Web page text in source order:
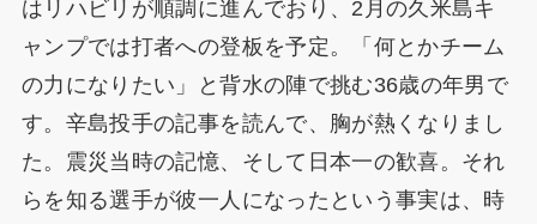
はリハビリが順調に進んでおり、2月の久米島キ
ャンプでは打者への登板を予定。「何とかチーム
の力になりたい」と背水の陣で挑む36歳の年男で
す。辛島投手の記事を読んで、胸が熱くなりまし
た。震災当時の記憶、そして日本一の歓喜。それ
らを知る選手が彼一人になったという事実は、時